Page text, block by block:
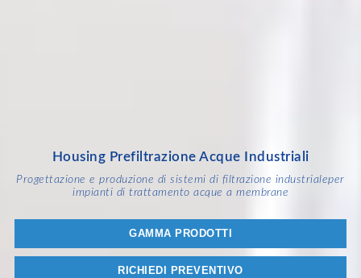
Housing Prefiltrazione Acque Industriali
Progettazione e produzione di sistemi di filtrazione industrialeper
impianti di trattamento acque a membrane
GAMMA PRODOTTI
RICHIEDI PREVENTIVO